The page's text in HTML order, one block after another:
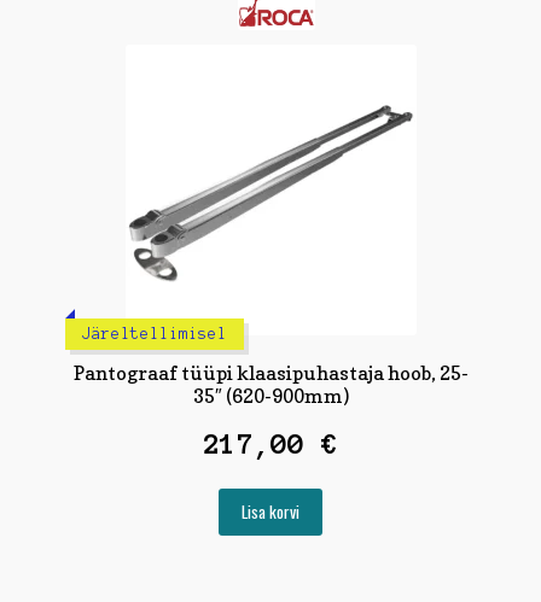
Järeltellimisel
Pantograaf tüüpi klaasipuhastaja hoob, 25-
35″ (620-900mm)
217,00 €
Lisa korvi